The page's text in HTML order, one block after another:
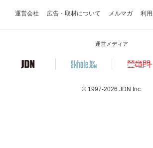
運営会社 広告・取材について メルマガ 利
運営メディア
© 1997-2026 JDN Inc.